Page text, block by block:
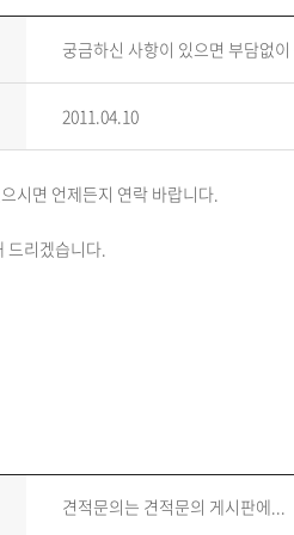
궁금하신 사항이 있으면 부담없
2011.04.10
시면 언제든지 연락 바랍니다.
드리겠습니다.
견적문의는 견적문의 게시판에...